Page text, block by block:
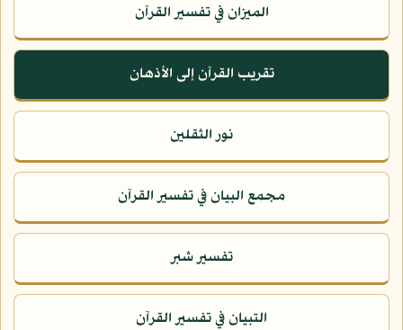
الميزان في تفسير القرآن
تقريب القرآن إلى الأذهان
نور الثقلين
مجمع البيان في تفسير القرآن
تفسير شبر
التبيان في تفسير القرآن